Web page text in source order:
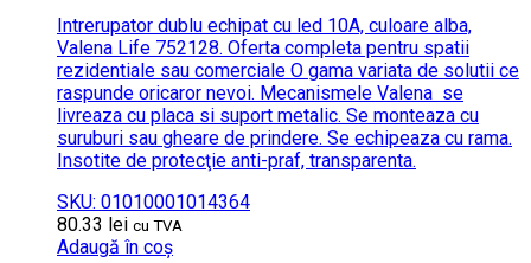
Intrerupator dublu echipat cu led 10A, culoare alba,
Valena Life 752128. Oferta completa pentru spatii
rezidentiale sau comerciale O gama variata de solutii ce
raspunde oricaror nevoi. Mecanismele Valena se
livreaza cu placa si suport metalic. Se monteaza cu
suruburi sau gheare de prindere. Se echipeaza cu rama.
Insotite de protecţie anti-praf, transparenta.
SKU: 01010001014364
80.33 lei cu TVA
Adaugă în coș